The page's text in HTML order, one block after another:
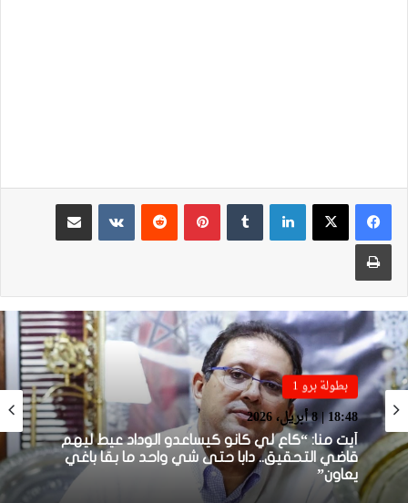
لينكدإن بينتيريست
مشاركة عبر البريد
طباعة
بطولة برو 1
18:48 | 8 أبريل، 2026
بطولة برو 1
22:23 | 6 أبريل، 2026
توالي النتائج السلبية يلاحق الوداد الرياضي بعد
تعادل جديد أمام الدفاع الحسني الجديدي